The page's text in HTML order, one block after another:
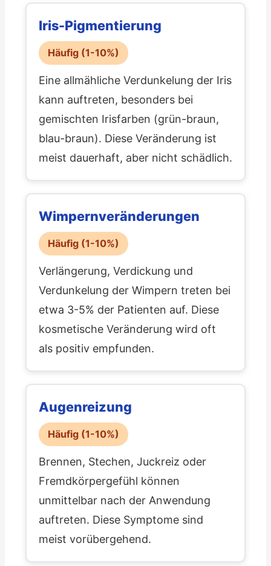
Iris-Pigmentierung
Häufig (1-10%)
Eine allmähliche Verdunkelung der Iris
kann auftreten, besonders bei
gemischten Irisfarben (grün-braun,
blau-braun). Diese Veränderung ist
meist dauerhaft, aber nicht schädlich.
Wimpernveränderungen
Häufig (1-10%)
Verlängerung, Verdickung und
Verdunkelung der Wimpern treten bei
etwa 3-5% der Patienten auf. Diese
kosmetische Veränderung wird oft
als positiv empfunden.
Augenreizung
Häufig (1-10%)
Brennen, Stechen, Juckreiz oder
Fremdkörpergefühl können
unmittelbar nach der Anwendung
auftreten. Diese Symptome sind
meist vorübergehend.